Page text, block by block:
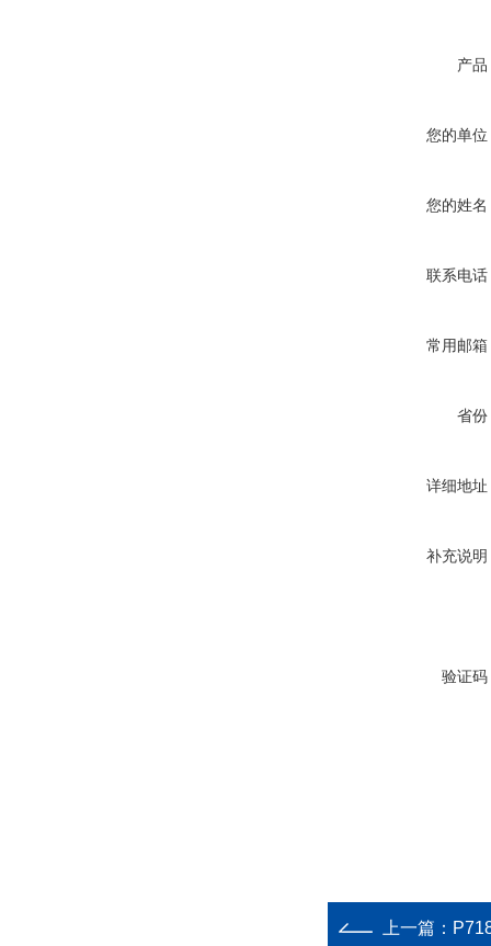
产品
您的单位
您的姓名
联系电话
常用邮箱
省份
详细地址
补充说明
验证码
上一篇：